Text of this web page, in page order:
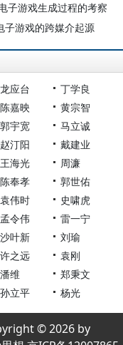
游戏生成过程的考察
子游戏的跨媒介起源
龙应台
丁学良
陈嘉映
黄宗智
郭宇宽
马立诚
赵汀阳
戴建业
王海光
周濂
陈奉孝
郭世佑
袁伟时
史啸虎
孟令伟
雷一宁
沙叶新
刘瑜
许之远
袁刚
潘维
郑秉文
孙立平 杨光
© 2026 by